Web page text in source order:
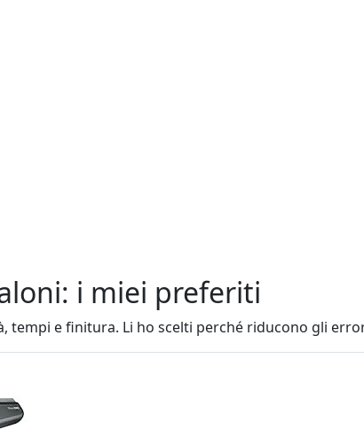
i miei preferiti
tempi e finitura. Li ho scelti perché riducono gli